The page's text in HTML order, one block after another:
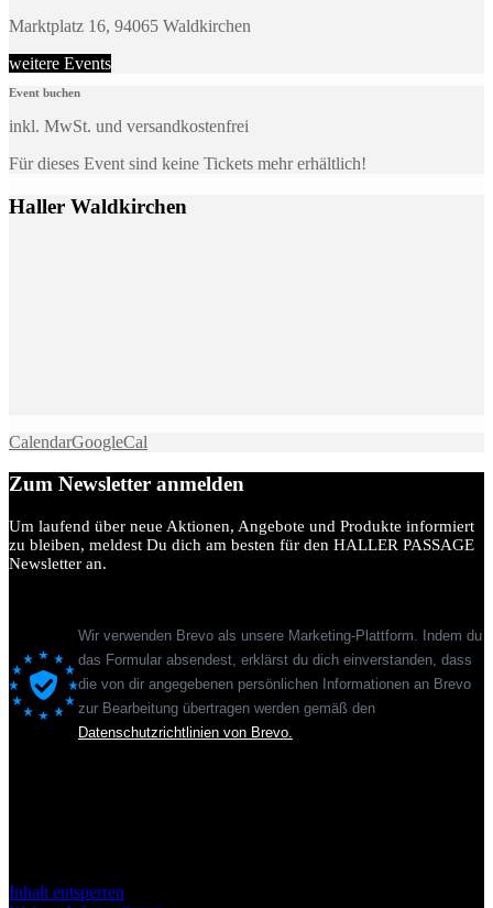
Marktplatz 16, 94065 Waldkirchen
weitere Events
Event buchen
inkl. MwSt. und versandkostenfrei
Für dieses Event sind keine Tickets mehr erhältlich!
Haller Waldkirchen
CalendarGoogleCal
Zum Newsletter anmelden
Um laufend über neue Aktionen, Angebote und Produkte informiert
zu bleiben, meldest Du dich am besten für den HALLER PASSAGE
Newsletter an.
Wir verwenden Brevo als unsere Marketing-Plattform. Indem du
das Formular absendest, erklärst du dich einverstanden, dass
die von dir angegebenen persönlichen Informationen an Brevo
zur Bearbeitung übertragen werden gemäß den
Datenschutzrichtlinien von Brevo.
Inhalt entsperren